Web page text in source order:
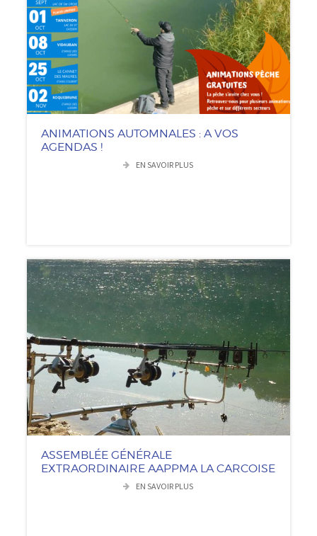
ANIMATIONS AUTOMNALES : A VOS
AGENDAS !
EN SAVOIR PLUS
ASSEMBLÉE GÉNÉRALE
EXTRAORDINAIRE AAPPMA LA CARCOISE
EN SAVOIR PLUS